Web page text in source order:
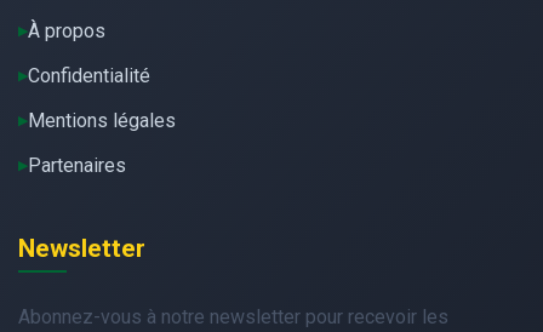
À propos
Confidentialité
Mentions légales
Partenaires
Newsletter
Abonnez-vous à notre newsletter pour recevoir les